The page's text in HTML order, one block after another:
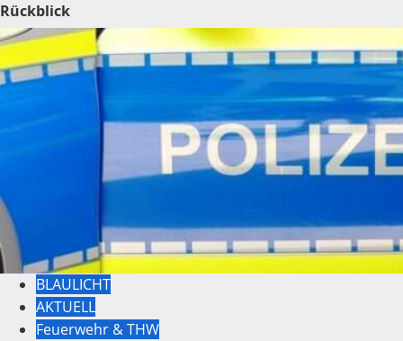
Rückblick
BLAULICHT
AKTUELL
Feuerwehr & THW